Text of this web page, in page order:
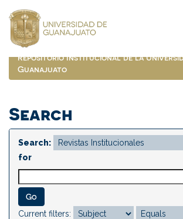
navigation
Repositorio Institucional de la
Guanajuato
Search
Search:
for
Current filters: